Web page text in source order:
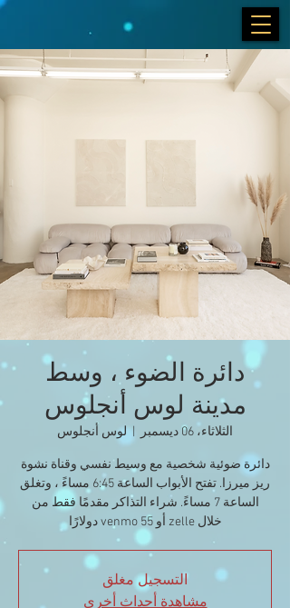
دائرة الضوء ، وسط
مدينة لوس أنجلوس
الثلاثاء، 06 ديسمبر
  |
لوس أنجلوس
دائرة ضوئية شخصية مع وسيط نفسي وقناة نشوة
ريز ميرزا. تفتح الأبواب الساعة 6:45 مساءً ، وتغلق
الساعة 7 مساءً. شراء التذاكر مقدمًا فقط من
خلال zelle أو venmo 55 دولارًا
التسجيل مغلق
مشاهدة أحداث أخرى